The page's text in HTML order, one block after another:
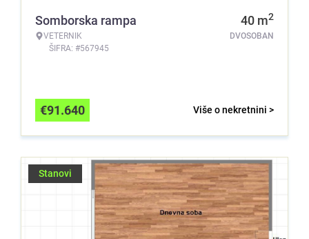
Somborska rampa
VETERNIK
ŠIFRA: #567945
40 m2
DVOSOBAN
Više o nekretnini >
€91.640
Stanovi